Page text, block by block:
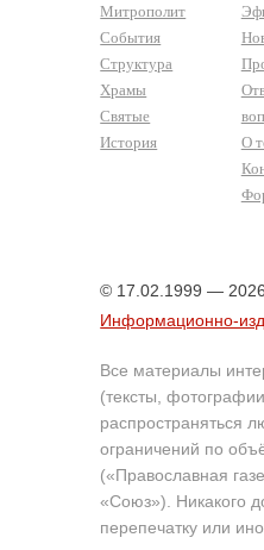
Митрополит
События
Структура
Храмы
Святые
История
О
© 17.02.1999 — 2026
Информационно-
Все материалы
(тексты,
распространяться
ограничений по
(«Православная
«Союз»). Никакого
перепечатку или